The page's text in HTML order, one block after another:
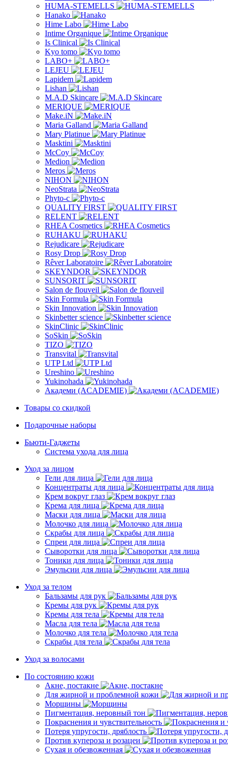
HUMA-STEMELLS
Hanako
Hime Labo
Intime Organique
Is Clinical
Kyo tomo
LABO+
LEJEU
Lapidem
Lishan
M.A.D Skincare
MERIQUE
Make.iN
Maria Galland
Mary Platinue
Masktini
McCoy
Medion
Meros
NIHON
NeoStrata
Phyto-c
QUALITY FIRST
RELENT
RHEA Cosmetics
RUHAKU
Rejudicare
Rosy Drop
Rêver Laboratoire
SKEYNDOR
SUNSORIT
Salon de flouveil
Skin Formula
Skin Innovation
Skinbetter science
SkinСlinic
SoSkin
TIZO
Transvital
UTP Ltd
Ureshino
Yukinohada
Академи (ACADEMIE)
Товары со скидкой
Подарочные наборы
Бьюти-Гаджеты
Система ухода для лица
Уход за лицом
Гели для лица
Концентраты для лица
Крем вокруг глаз
Крема для лица
Маски для лица
Молочко для лица
Скрабы для лица
Спреи для лица
Сыворотки для лица
Тоники для лица
Эмульсии для лица
Уход за телом
Бальзамы для рук
Кремы для рук
Кремы для тела
Масла для тела
Молочко для тела
Скрабы для тела
Уход за волосами
По состоянию кожи
Акне, постакне
Для жирной и проблемной кожи
Морщины
Пигментация, неровный тон
Покраснения и чувствительность
Потеря упругости, дряблость
Против купероза и розацеи
Сухая и обезвоженная